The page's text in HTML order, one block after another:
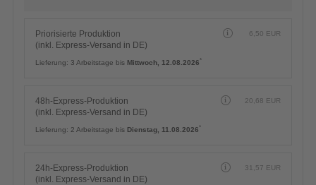
Priorisierte Produktion
(inkl. Express-Versand in DE)
6,50 EUR
Lieferung: 3 Arbeitstage bis Mittwoch, 12.08.2026*
48h-Express-Produktion
(inkl. Express-Versand in DE)
20,68 EUR
Lieferung: 2 Arbeitstage bis Dienstag, 11.08.2026*
24h-Express-Produktion
(inkl. Express-Versand in DE)
31,57 EUR